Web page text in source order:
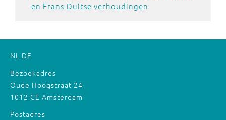
en Frans-Duitse verhoudingen
NL DE
Bezoekadres
Oude Hoogstraat 24
1012 CE Amsterdam
Postadres